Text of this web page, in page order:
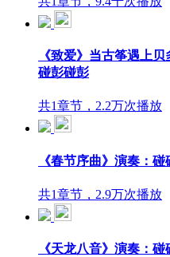
《致爱》当古筝遇上
碰彭碰彭
共1章节，2.2万次播放
《春节序曲》演奏：
共1章节，2.9万次播放
《天龙八音》演奏：